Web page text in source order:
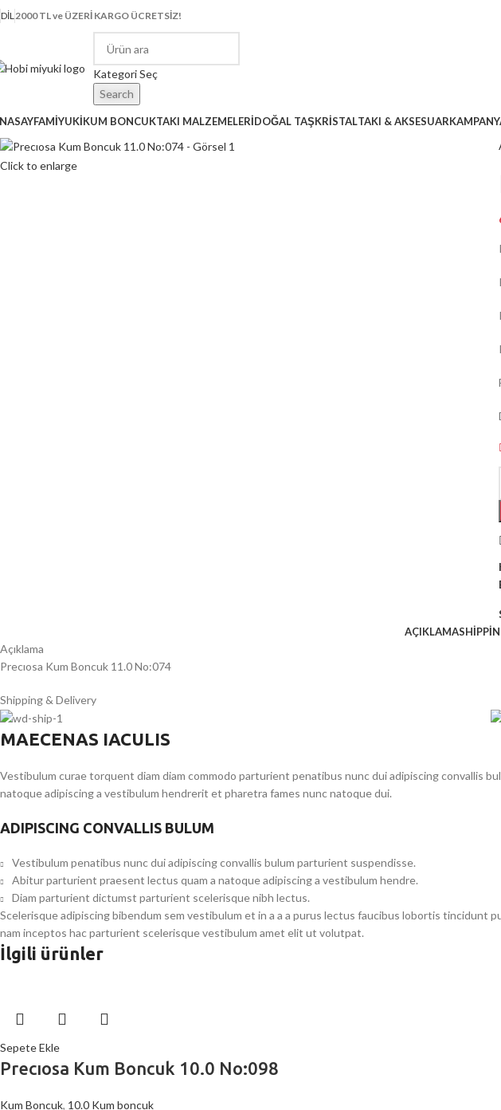
DIL2000 TL ve ÜZERİ KARGO ÜCRETSİZ!
Kategori Seç
Search
MİYUKİKUM BONCUKTAKI MALZEMELERİDOĞAL TAŞKRİSTALTAKI & AKSESUAR
Click to enlarge
AÇIKLAMA
Açıklama
Precıosa Kum Boncuk 11.0 No:074
Shipping & Delivery
MAECENAS IACULIS
Vestibulum curae torquent diam diam commodo parturient penatibus nunc dui adipiscing convallis
natoque adipiscing a vestibulum hendrerit et pharetra fames nunc natoque dui.
ADIPISCING CONVALLIS BULUM
Vestibulum penatibus nunc dui adipiscing convallis bulum parturient suspendisse.
Abitur parturient praesent lectus quam a natoque adipiscing a vestibulum hendre.
Diam parturient dictumst parturient scelerisque nibh lectus.
Scelerisque adipiscing bibendum sem vestibulum et in a a a purus lectus faucibus lobortis
nam inceptos hac parturient scelerisque vestibulum amet elit ut volutpat.
İlgili ürünler
Sepete Ekle
Precıosa Kum Boncuk 10.0 No:098
Kum Boncuk, 10.0 Kum boncuk